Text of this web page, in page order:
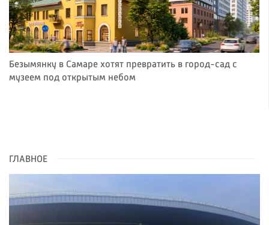
Безымянку в Самаре хотят превратить в город-сад с
музеем под открытым небом
ГЛАВНОЕ